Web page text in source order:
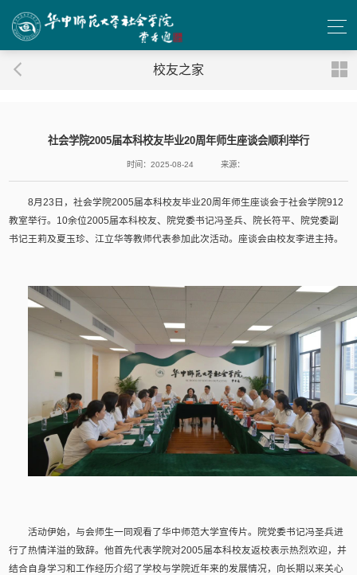
校友之家
社会学院2005届本科校友毕业20周年师生座谈会顺利举行
时间：2025-08-24 来源：
8月23日，社会学院2005届本科校友毕业20周年师生座谈会于社会学院912
教室举行。10余位2005届本科校友、院党委书记冯圣兵、院长符平、院党委副
书记王莉及夏玉珍、江立华等教师代表参加此次活动。座谈会由校友李进主持。
活动伊始，与会师生一同观看了华中师范大学宣传片。院党委书记冯圣兵进
行了热情洋溢的致辞。他首先代表学院对2005届本科校友返校表示热烈欢迎，并
结合自身学习和工作经历介绍了学校与学院近年来的发展情况，向长期以来关心